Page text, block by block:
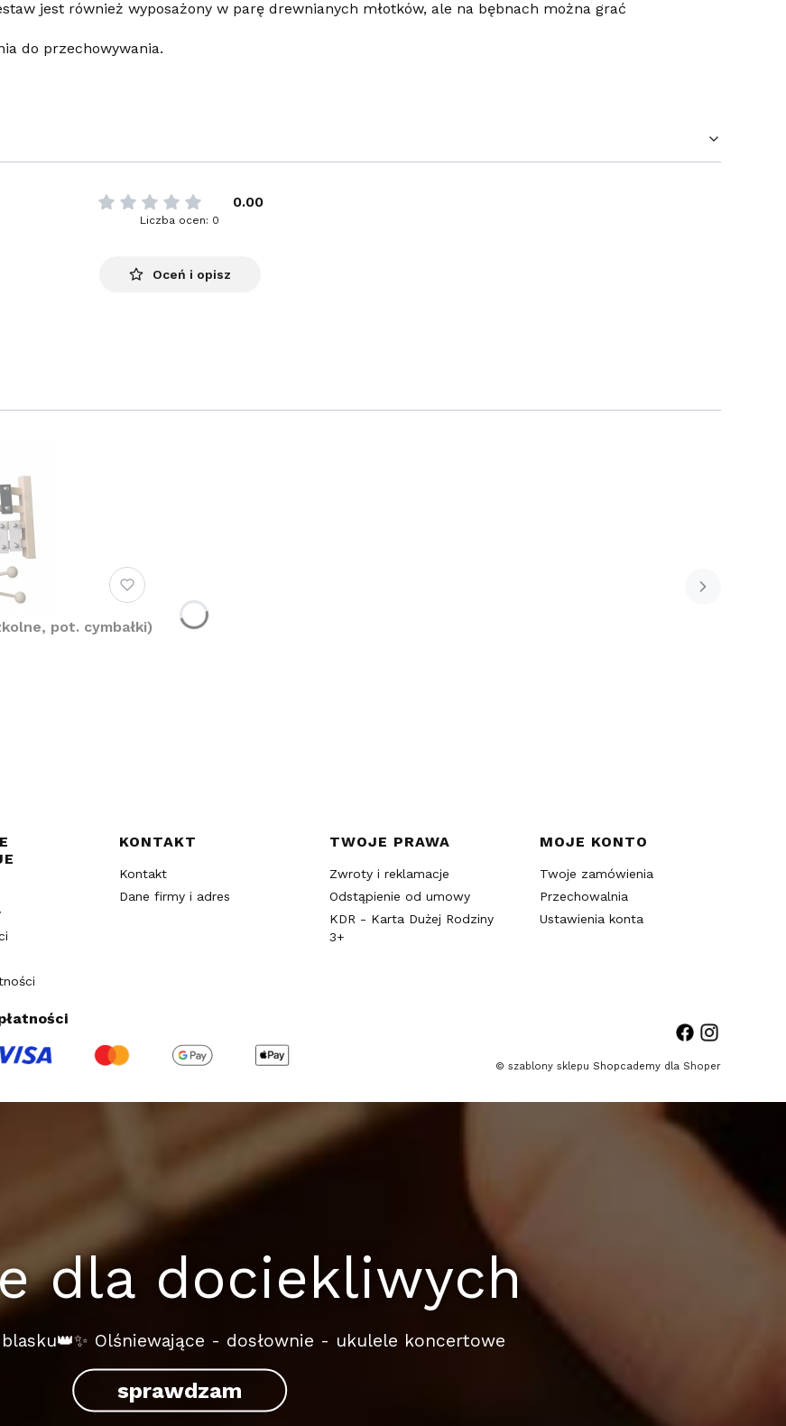
jest również wyposażony w parę drewnianych młotków, ale na bębnach można grać
do przechowywania.
0.00
Liczba ocen: 0
Oceń i opisz
pot. cymbałki)
KONTAKT
Kontakt
Dane firmy i adres
TWOJE PRAWA
Zwroty i reklamacje
Odstąpienie od umowy
KDR - Karta Dużej Rodziny
3+
MOJE KONTO
Twoje zamówienia
Przechowalnia
Ustawienia konta
© szablony sklepu Shopcademy dla Shoper
dla dociekliwych
Olśniewające - dosłownie - ukulele koncertowe
sprawdzam